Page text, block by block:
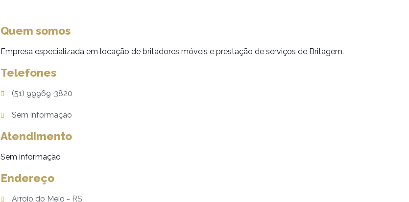
Quem somos
Empresa especializada em locação de britadores móveis e prestação de serviços de Britagem.
Telefones
(51) 99969-3820
Sem informação
Atendimento
Sem informação
Endereço
Arroio do Meio - RS